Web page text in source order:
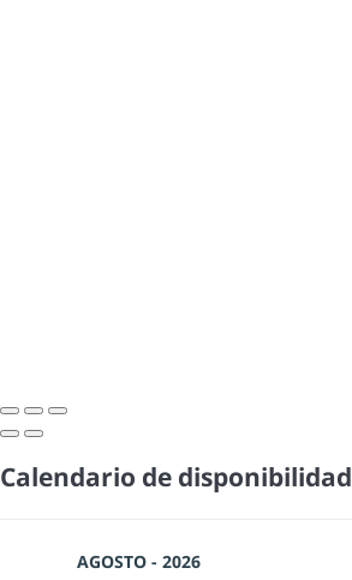
Calendario de disponibilidad
AGOSTO - 2026